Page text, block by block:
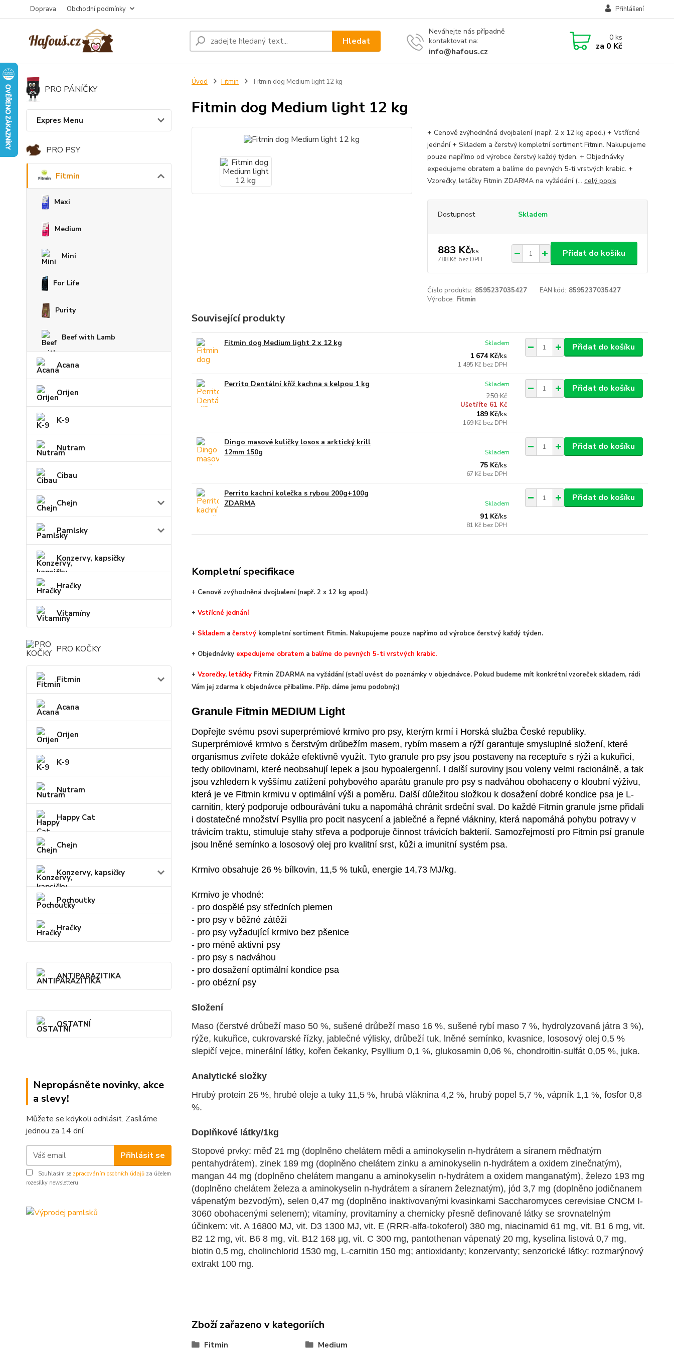
Doprava Obchodní podmínky Přihlášení
Hledat
Neváhejte nás případně
kontaktovat na:
info@hafous.cz
0ks
za 0 Kč
PRO PÁNÍČKY
Expres Menu
PRO PSY
Fitmin
Maxi
Medium
Mini
For Life
Purity
Beef with Lamb
Acana
Orijen
K-9
Nutram
Cibau
Chejn
Pamlsky
Konzervy, kapsičky
Hračky
Vitamíny
PRO KOČKY
Fitmin
Acana
Orijen
K-9
Nutram
Happy Cat
Chejn
Konzervy, kapsičky
Pochoutky
Hračky
ANTIPARAZITIKA
OSTATNÍ
Nepropásněte novinky, akce
a slevy!
Můžete se kdykoli odhlásit. Zasíláme
jednou za 14 dní.
Přihlásit se
Souhlasím se zpracováním osobních údajů za účelem
rozesílky newsletteru.
Úvod Fitmin Fitmin dog Medium light 12 kg
Fitmin dog Medium light 12 kg
+ Cenově zvýhodněná dvojbalení (např. 2 x 12 kg apod.) + Vstřícné
jednání + Skladem a čerstvý kompletní sortiment Fitmin. Nakupujeme
pouze napřímo od výrobce čerstvý každý týden. + Objednávky
expedujeme obratem a balíme do pevných 5-ti vrstvých krabic. +
Vzorečky, letáčky Fitmin ZDARMA na vyžádání (... celý popis
Dostupnost Skladem
883 Kč/ks
788 Kč bez DPH
Přidat do košíku
Číslo produktu: 8595237035427 EAN kód: 8595237035427
Výrobce: Fitmin
Související produkty
Fitmin dog Medium light 2 x 12 kg
1 674 Kč/ks
1 495 Kč bez DPH
Skladem Přidat do košíku
Perrito Dentální kříž kachna s kelpou 1 kg
250 Kč
Ušetříte 61 Kč
189 Kč/ks
169 Kč bez DPH
Skladem Přidat do košíku
Dingo masové kuličky losos a arktický krill
12mm 150g
75 Kč/ks
67 Kč bez DPH
Skladem
Přidat do košíku
Perrito kachní kolečka s rybou 200g+100g
ZDARMA
91 Kč/ks
81 Kč bez DPH
Skladem
Přidat do košíku
Kompletní specifikace
+ Cenově zvýhodněná dvojbalení (např. 2 x 12 kg apod.)
+ Vstřícné jednání
+ Skladema čerstvýkompletní sortiment Fitmin. Nakupujeme pouze napřímo od výrobce čerstvý každý týden.
+ Objednávky expedujeme obratema balíme do pevných 5-ti vrstvých krabic.
+ Vzorečky, letáčkyFitmin ZDARMA na vyžádání (stačí uvést do poznámky v objednávce. Pokud budeme mít konkrétní vzoreček skladem, rádi
Vám jej zdarma k objednávce přibalíme. Příp. dáme jemu podobný;)
Granule Fitmin MEDIUM Light
Dopřejte svému psovi superprémiové krmivo pro psy, kterým krmí i Horská služba České republiky.
Superprémiové krmivo s čerstvým drůbežím masem, rybím masem a rýží garantuje smysluplné složení, které
organismus zvířete dokáže efektivně využít. Tyto granule pro psy jsou postaveny na receptuře s rýží a kukuřicí,
tedy obilovinami, které neobsahují lepek a jsou hypoalergenní. I další suroviny jsou voleny velmi racionálně, a tak
jsou vzhledem k vyššímu zatížení pohybového aparátu granule pro psy s nadváhou obohaceny o kloubní výživu,
která je ve Fitmin krmivu v optimální výši a poměru. Další důležitou složkou k dosažení dobré kondice psa je L-
carnitin, který podporuje odbourávání tuku a napomáhá chránit srdeční sval. Do každé Fitmin granule jsme přidali
i dostatečné množství Psyllia pro pocit nasycení a jablečné a řepné vlákniny, která napomáhá pohybu potravy v
trávicím traktu, stimuluje stahy střeva a podporuje činnost trávicích bakterií. Samozřejmostí pro Fitmin psí granule
jsou lněné semínko a lososový olej pro kvalitní srst, kůži a imunitní systém psa.
Krmivo obsahuje 26 % bílkovin, 11,5 % tuků, energie 14,73 MJ/kg.
Krmivo je vhodné:
- pro dospělé psy středních plemen
- pro psy v běžné zátěži
- pro psy vyžadující krmivo bez pšenice
- pro méně aktivní psy
- pro psy s nadváhou
- pro dosažení optimální kondice psa
- pro obézní psy
Složení
Maso (čerstvé drůbeží maso 50 %, sušené drůbeží maso 16 %, sušené rybí maso 7 %, hydrolyzovaná játra 3 %),
rýže, kukuřice, cukrovarské řízky, jablečné výlisky, drůbeží tuk, lněné semínko, kvasnice, lososový olej 0,5 %
slepičí vejce, minerální látky, kořen čekanky, Psyllium 0,1 %, glukosamin 0,06 %, chondroitin-sulfát 0,05 %, juka.
Analytické složky
Hrubý protein 26 %, hrubé oleje a tuky 11,5 %, hrubá vláknina 4,2 %, hrubý popel 5,7 %, vápník 1,1 %, fosfor 0,8
%.
Doplňkové látky/1kg
Stopové prvky: měď 21 mg (doplněno chelátem mědi a aminokyselin n-hydrátem a síranem měďnatým
pentahydrátem), zinek 189 mg (doplněno chelátem zinku a aminokyselin n-hydrátem a oxidem zinečnatým),
mangan 44 mg (doplněno chelátem manganu a aminokyselin n-hydrátem a oxidem manganatým), železo 193 mg
(doplněno chelátem železa a aminokyselin n-hydrátem a síranem železnatým), jód 3,7 mg (doplněno jodičnanem
vápenatým bezvodým), selen 0,47 mg (doplněno inaktivovanými kvasinkami Saccharomyces cerevisiae CNCM I-
3060 obohacenými selenem); vitamíny, provitamíny a chemicky přesně definované látky se srovnatelným
účinkem: vit. A 16800 MJ, vit. D3 1300 MJ, vit. E (RRR-alfa-tokoferol) 380 mg, niacinamid 61 mg, vit. B1 6 mg, vit.
B2 12 mg, vit. B6 8 mg, vit. B12 168 µg, vit. C 300 mg, pantothenan vápenatý 20 mg, kyselina listová 0,7 mg,
biotin 0,5 mg, cholinchlorid 1530 mg, L-carnitin 150 mg; antioxidanty; konzervanty; senzorické látky: rozmarýnový
extrakt 100 mg.
Zboží zařazeno v kategoriích
Fitmin Medium